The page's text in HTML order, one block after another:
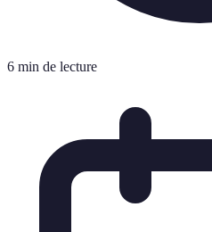
6 min de lecture